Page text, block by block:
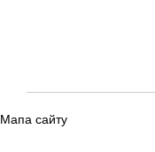
Мапа сайту